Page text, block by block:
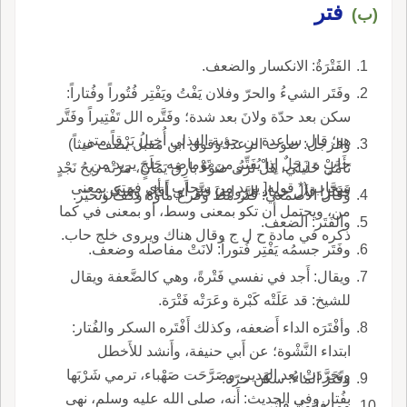
(ب) فتر
الفَتْرَةُ: الانكسار والضعف.
وفَتَر الشيءُ والحرّ وفلان يَفْتُ ويَفْتِر فُتُوراً وفُتاراً:
سكن بعد حدّة ولانَ بعد شدة؛ وفَتَّره الل تَفْتِيراً وفَتَّر
هو؛ قال ساعدة بن جؤية الهذلي أُخِيلُ بَرْقاً متى
حابٍ ه زَجَلٌ إِذا يُفَتِّرُ من تَوْماضِه حَلَجَ يريد من
سحاب (* قوله[ يريد من سحاب ] أي فمتى بمعنى
من، ويحتمل أن تكو بمعنى وسط، أو بمعنى في كما
ذكره في مادة ح ل ج وقال هناك ويروى خلج حاب.
والزجل: صوت الرعد؛ وقول ابن مقبل يصف غيثاً)
تَأَمَّلْ خَليلي، هَلْ تَرَى ضَوْءَ بارِق يَمانٍ، مَرَتْه ريحُ نَجْدٍ
فَفَتَّرا قال حماد الرواية: فتَّر أَي أَقام وسكن.
وقال الأَصمعي: فَتَّر مَطَ وفَرغ ماؤُه وكَفَّ وتحيّر.
والفَتَر: الضعف.
وفَتَر جسمُه يَفْتِر فُتوراً: لانَتْ مفاصله وضعف.
ويقال: أَجد في نفسي فَتْرةً، وهي كالضَّعفة ويقال
للشيخ: قد عَلَتْه كَبْرة وعَرَتْه فَتْرَة.
وأفْتَرَه الداء أَضعفه، وكذلك أَفْتَره السكر والفُتار:
ابتداء النَّشْوة؛ عن أَبي حنيفة، وأَنشد للأَخطل
وتَجَرَّدَتْ بعد الهَدير، وصَرَّحَت صَهْباء، ترمي شَرْبَها
بفُتار وفي الحديث: أَنه، صلى الله عليه وسلم، نهى
وفَتَرَ الماءُ: سكن حرّه.